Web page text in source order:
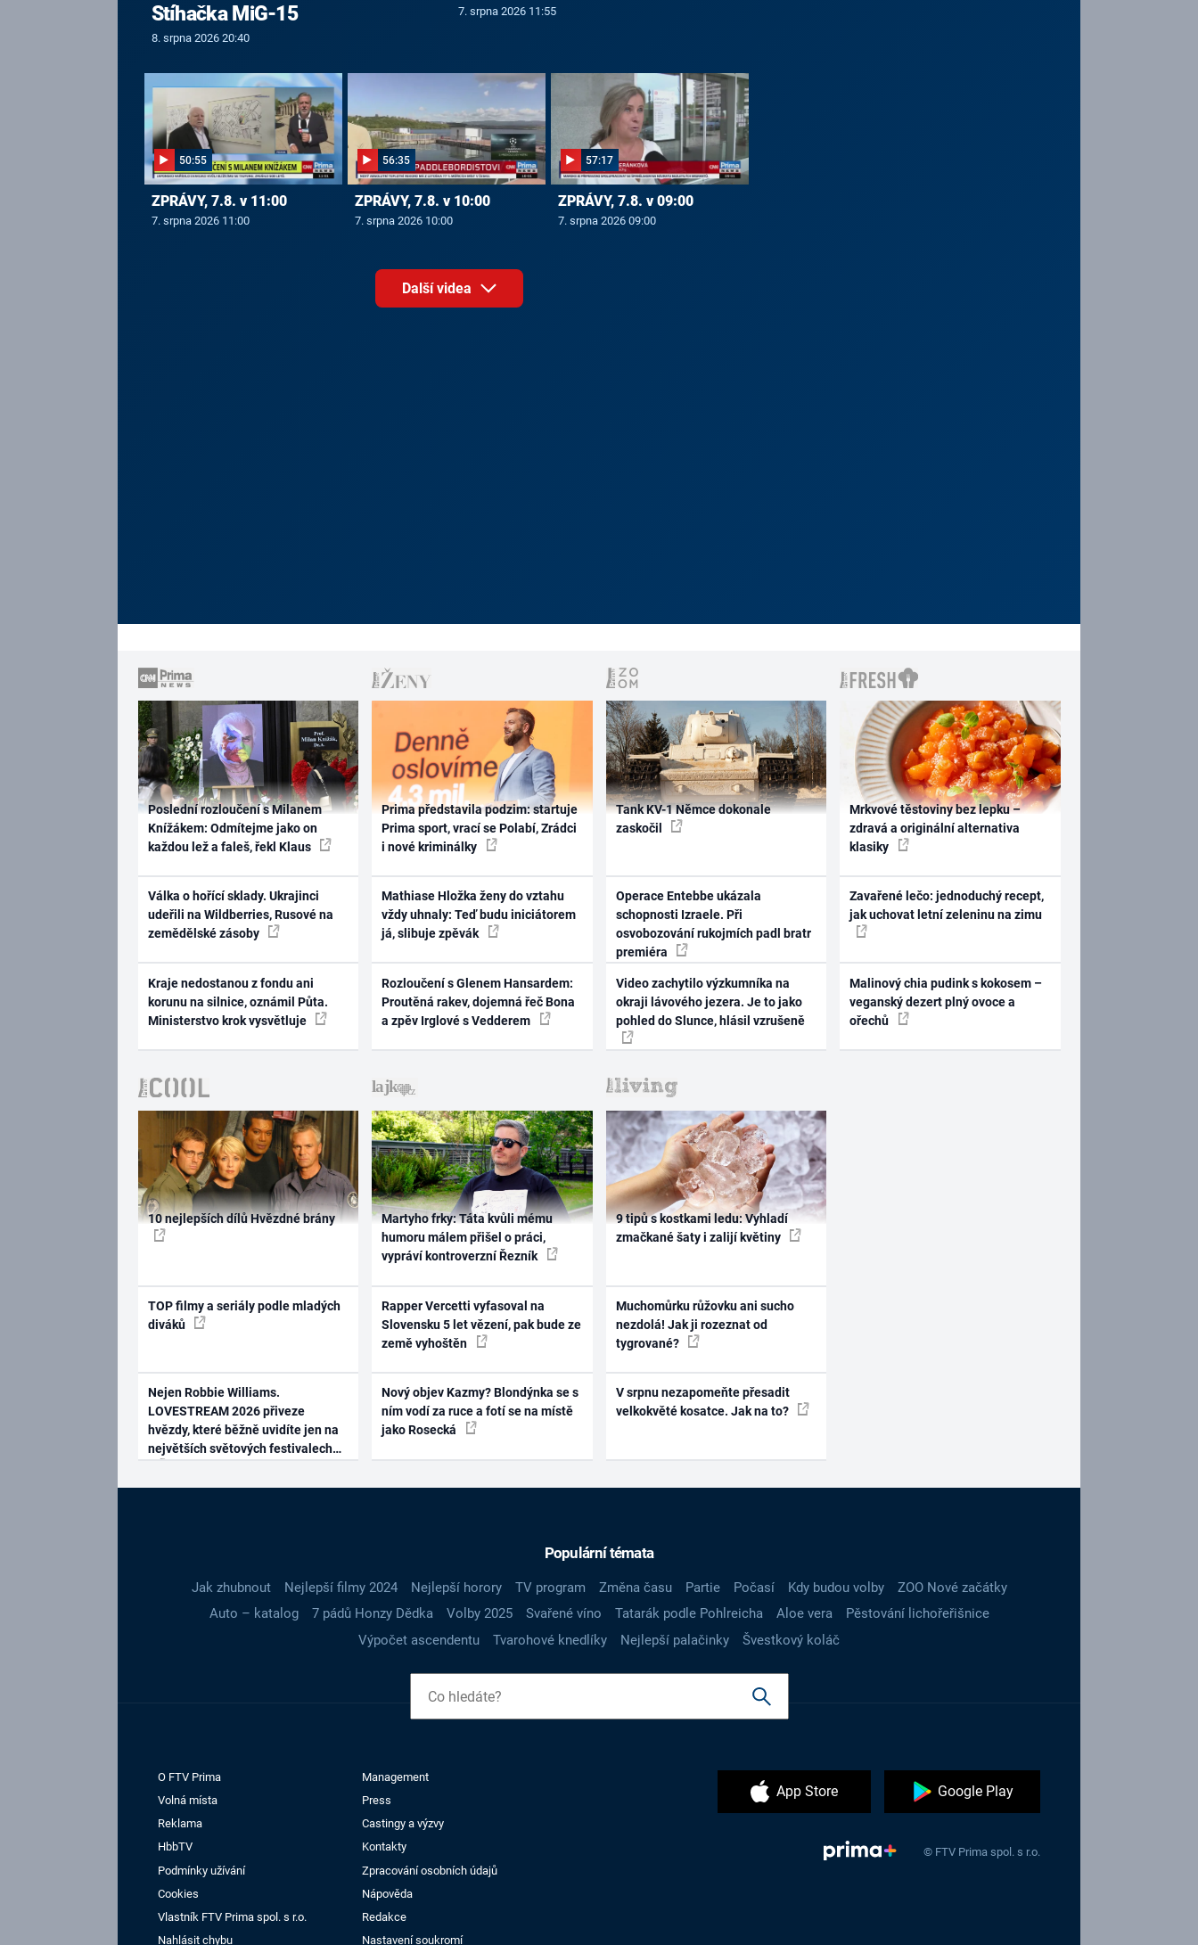
Stíhačka MiG-15
8. srpna 2026 20:40
7. srpna 2026 11:55
50:55
ZPRÁVY, 7.8. v 11:00
7. srpna 2026 11:00
56:35
ZPRÁVY, 7.8. v 10:00
7. srpna 2026 10:00
57:17
ZPRÁVY, 7.8. v 09:00
7. srpna 2026 09:00
Další videa
Poslední rozloučení s Milanem
Knížákem: Odmítejme jako on
každou lež a faleš, řekl Klaus
Válka o hořící sklady. Ukrajinci
udeřili na Wildberries, Rusové na
zemědělské zásoby
Kraje nedostanou z fondu ani
korunu na silnice, oznámil Půta.
Ministerstvo krok vysvětluje
Prima představila podzim: startuje
Prima sport, vrací se Polabí, Zrádci
i nové kriminálky
Mathiase Hložka ženy do vztahu
vždy uhnaly: Teď budu iniciátorem
já, slibuje zpěvák
Rozloučení s Glenem Hansardem:
Proutěná rakev, dojemná řeč Bona
a zpěv Irglové s Vedderem
Tank KV-1 Němce dokonale
zaskočil
Operace Entebbe ukázala
schopnosti Izraele. Při
osvobozování rukojmích padl bratr
premiéra
Video zachytilo výzkumníka na
okraji lávového jezera. Je to jako
pohled do Slunce, hlásil vzrušeně
Mrkvové těstoviny bez lepku –
zdravá a originální alternativa
klasiky
Zavařené lečo: jednoduchý recept,
jak uchovat letní zeleninu na zimu
Malinový chia pudink s kokosem –
veganský dezert plný ovoce a
ořechů
10 nejlepších dílů Hvězdné brány
TOP filmy a seriály podle mladých
diváků
Nejen Robbie Williams.
LOVESTREAM 2026 přiveze
hvězdy, které běžně uvidíte jen na
největších světových festivalech
Martyho frky: Táta kvůli mému
humoru málem přišel o práci,
vypráví kontroverzní Řezník
Rapper Vercetti vyfasoval na
Slovensku 5 let vězení, pak bude ze
země vyhoštěn
Nový objev Kazmy? Blondýnka se s
ním vodí za ruce a fotí se na místě
jako Rosecká
9 tipů s kostkami ledu: Vyhladí
zmačkané šaty i zalijí květiny
Muchomůrku růžovku ani sucho
nezdolá! Jak ji rozeznat od
tygrované?
V srpnu nezapomeňte přesadit
velkokvěté kosatce. Jak na to?
Populární témata
Jak zhubnout Nejlepší filmy 2024 Nejlepší horory TV program Změna času Partie Počasí Kdy budou volby
ZOO Nové začátky
Auto – katalog
7 pádů Honzy Dědka Volby 2025 Svařené víno Tatarák podle Pohlreicha Aloe vera
Pěstování lichořeřišnice
Výpočet ascendentu
Tvarohové knedlíky Nejlepší palačinky Švestkový koláč
O FTV Prima
Management
Volná místa
Press
Reklama
Castingy a výzvy
HbbTV
Kontakty
Podmínky užívání
Zpracování osobních údajů
Cookies
Nápověda
Vlastník FTV Prima spol. s r.o.
Redakce
Nahlásit chybu
Nastavení soukromí
App Store Google Play
© FTV Prima spol. s r.o.